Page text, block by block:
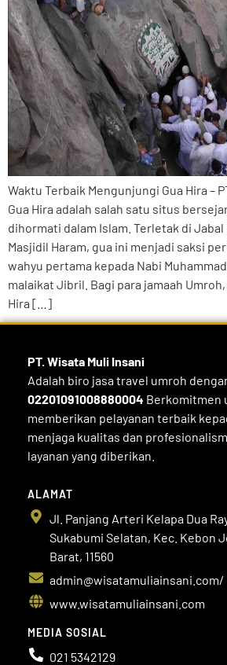
Waktu Terbaik Mengunjungi Gua Hira –
Gua Hira adalah salah satu situs
dihormati dalam Islam. Terletak di
Masjidil Haram, gua ini menjadi saksi
wahyu pertama kepada Nabi
malaikat Jibril. Bagi para jamaah
Hira […]
PT. Wisata Muli Insani
Adalah biro jasa travel umroh
02201091008880004 Berkomitmen
memberikan pelayanan terbaik
menjaga kualitas dan
layanan yang diberikan.
ALAMAT
Jl. Panjang Arteri Kelapa Dua
Sukabumi Selatan, Kec. Kebon
Barat, 11560
admin@wisatamuliainsani.com/
www.wisatamuliainsani.com
MEDIA SOSIAL
021 5342129